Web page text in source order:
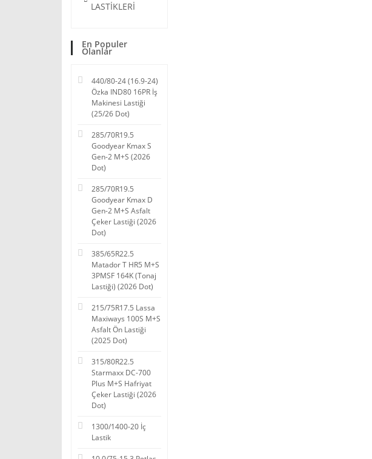
LASTİKLERİ
En Populer
Olanlar
440/80-24 (16.9-24)
Özka IND80 16PR İş
Makinesi Lastiği
(25/26 Dot)
285/70R19.5
Goodyear Kmax S
Gen-2 M+S (2026
Dot)
285/70R19.5
Goodyear Kmax D
Gen-2 M+S Asfalt
Çeker Lastiği (2026
Dot)
385/65R22.5
Matador T HR5 M+S
3PMSF 164K (Tonaj
Lastiği) (2026 Dot)
215/75R17.5 Lassa
Maxiways 100S M+S
Asfalt Ön Lastiği
(2025 Dot)
315/80R22.5
Starmaxx DC-700
Plus M+S Hafriyat
Çeker Lastiği (2026
Dot)
1300/1400-20 İç
Lastik